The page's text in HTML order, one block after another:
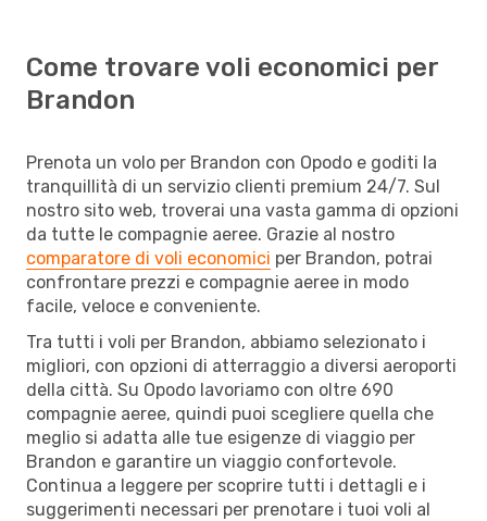
Come trovare voli economici per
Brandon
Prenota un volo per Brandon con Opodo e goditi la
tranquillità di un servizio clienti premium 24/7. Sul
nostro sito web, troverai una vasta gamma di opzioni
da tutte le compagnie aeree. Grazie al nostro
comparatore di voli economici per Brandon, potrai
confrontare prezzi e compagnie aeree in modo
facile, veloce e conveniente.
Tra tutti i voli per Brandon, abbiamo selezionato i
migliori, con opzioni di atterraggio a diversi aeroporti
della città. Su Opodo lavoriamo con oltre 690
compagnie aeree, quindi puoi scegliere quella che
meglio si adatta alle tue esigenze di viaggio per
Brandon e garantire un viaggio confortevole.
Continua a leggere per scoprire tutti i dettagli e i
suggerimenti necessari per prenotare i tuoi voli al